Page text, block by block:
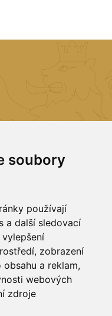
soubory
používají
a další sledovací
zobrazení
a reklam,
webových
zdroje